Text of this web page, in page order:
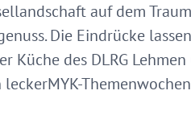
auf dem
Die Eindrücke
Küche des DLRG